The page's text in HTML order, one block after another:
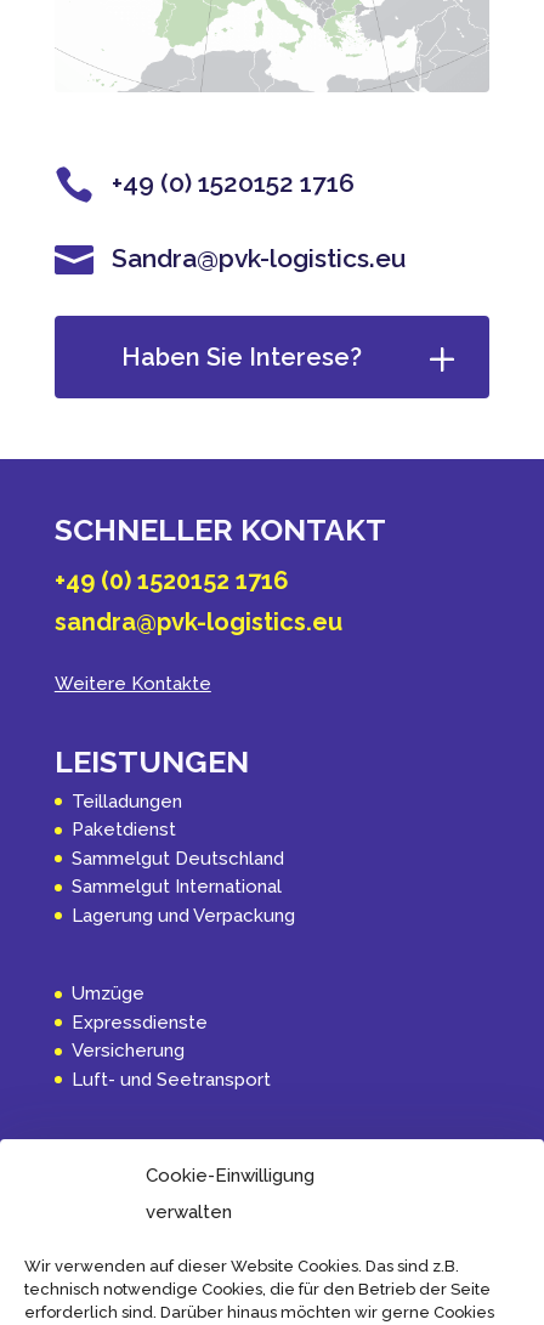
Cookie-Einwilligung
verwalten
Wir verwenden auf dieser Website Cookies. Das sind z.B.
technisch notwendige Cookies, die für den Betrieb der Seite
erforderlich sind. Darüber hinaus möchten wir gerne Cookies
 +49 (0) 1520152 1716
 Sandra@pvk-logistics.eu
Haben Sie Interese?
SCHNELLER KONTAKT
+49 (0) 1520152 1716
sandra@pvk-logistics.eu
Weitere Kontakte
LEISTUNGEN
Teilladungen
Paketdienst
Sammelgut Deutschland
Sammelgut International
Lagerung und Verpackung
Umzüge
Expressdienste
Versicherung
Luft- und Seetransport
INFORMATION
Aktuelles
Internationalverkehr
Transport und Spediteurbedingungen